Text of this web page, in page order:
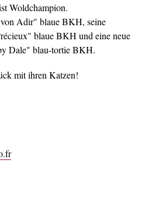
Woldchampion.
Adir" blaue BKH, seine
blaue BKH und eine neue
Dale" blau-tortie BKH.
mit ihren Katzen!